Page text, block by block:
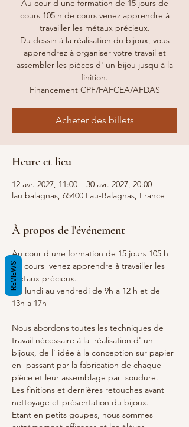
Au cour d une formation de 15 jours de
cours 105 h de cours venez apprendre à
travailler les métaux précieux.
Du dessin à la réalisation du bijoux, vous
apprendrez à organiser votre travail et
assembler les pièces d' un bijou jusqu à la
finition.
Acheter des billets
Heure et lieu
12 avr. 2027, 11:00 – 30 avr. 2027, 20:00
lau balagnas, 65400 Lau-Balagnas, France
À propos de l'événement
Au cour d une formation de 15 jours 105 h
de cours  venez apprendre à travailler les
métaux précieux.
Du lundi au vendredi de 9h a 12 h et de
13h a 17h
Nous abordons toutes les techniques de
travail nécessaire à la  réalisation d' un
bijoux, de l' idée à la conception sur papier
en  passant par la fabrication de chaque
pièce et leur assemblage par  soudure.
Les finitions et dernières retouches avant
nettoyage et présentation du bijoux.
Etant en petits goupes, nous sommes
REVIEWS